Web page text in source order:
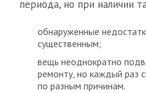
периода, но при наличии
обнаруженные
существенным;
вещь неоднократно
ремонту, но каждый раз
по разным причинам.